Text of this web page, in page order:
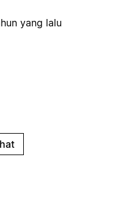
yang lalu